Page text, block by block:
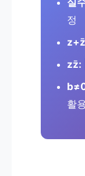
정
zz̄:
활